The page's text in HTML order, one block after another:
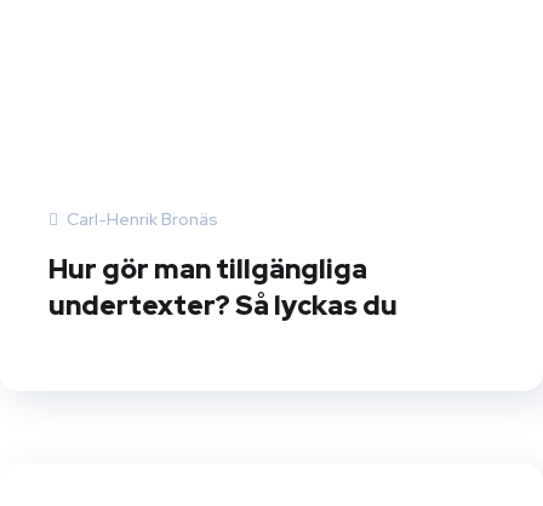
Carl-Henrik Bronäs
Hur gör man tillgängliga
undertexter? Så lyckas du